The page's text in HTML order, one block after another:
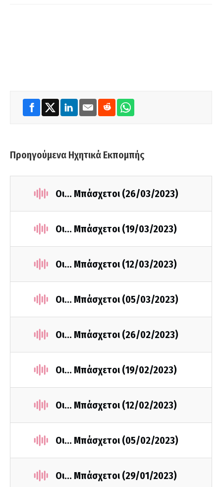
Προηγούμενα Ηχητικά Εκπομπής
Οι... Μπάσχετοι (26/03/2023)
Οι... Μπάσχετοι (19/03/2023)
Οι... Μπάσχετοι (12/03/2023)
Οι... Μπάσχετοι (05/03/2023)
Οι... Μπάσχετοι (26/02/2023)
Οι... Μπάσχετοι (19/02/2023)
Οι... Μπάσχετοι (12/02/2023)
Οι... Μπάσχετοι (05/02/2023)
Οι... Μπάσχετοι (29/01/2023)